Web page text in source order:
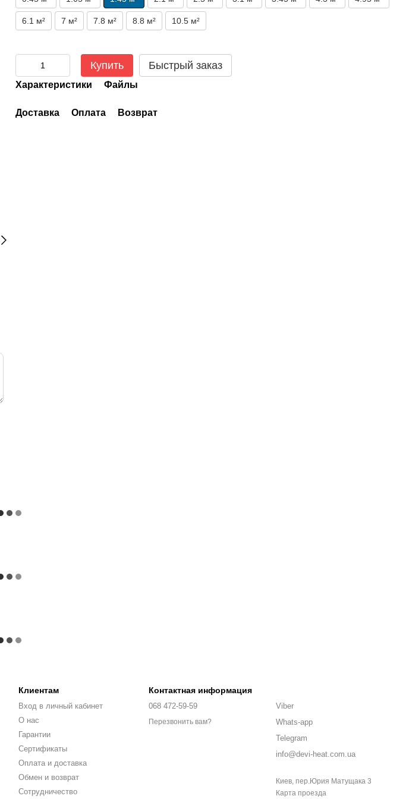
6.1 м² 7 м² 7.8 м² 8.8 м² 10.5 м²
Купить Быстрый заказ
Характеристики Файлы
Доставка Оплата Возврат
Клиентам
Вход в личный кабинет
О нас
Гарантии
Сертификаты
Оплата и доставка
Обмен и возврат
Сотрудничество
Контактная информация
068 472-59-59
Перезвонить вам?
Viber
Whats-app
Telegram
info@devi-heat.com.ua
Киев, пер.Юрия Матущака 3
Карта проезда